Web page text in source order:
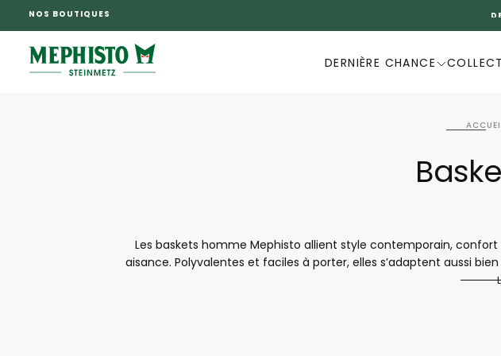
PASSER
AU
NOS BOUTIQUES
DERNIÈRE CHANCE
Les baskets homme Mephisto allient style contemporain,
aisance. Polyvalentes et faciles à porter, elles s’adaptent aussi
soigné, leurs matériaux de qualité et leur conception pensée